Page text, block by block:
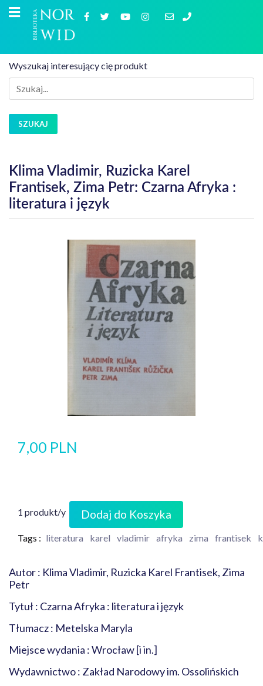
Wyszukaj interesujący cię produkt
SZUKAJ
Klima Vladimir, Ruzicka Karel
Frantisek, Zima Petr: Czarna Afryka :
literatura i język
7,00 PLN
1 produkt/y Dodaj do Koszyka
Tags : literatura karel vladimir afryka zima frantisek
Autor : Klima Vladimir, Ruzicka Karel Frantisek, Zima
Petr
Tytuł : Czarna Afryka : literatura i język
Tłumacz : Metelska Maryla
Miejsce wydania : Wrocław [i in.]
Wydawnictwo : Zakład Narodowy im. Ossolińskich